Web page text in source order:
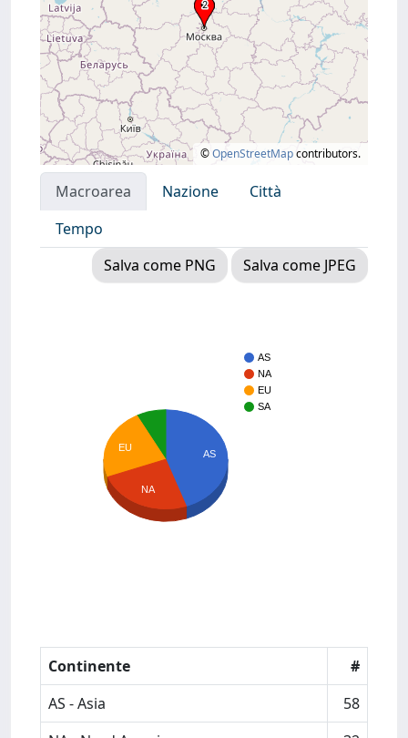
©OpenStreetMapcontributors.
Macroarea Nazione
Città
Tempo
Salva come PNG
Salva come JPEG
AS
NA
EU
SA
AS
EU
NA
Continente
#
AS - Asia
58